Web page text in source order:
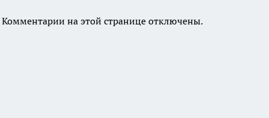
Комментарии на этой странице отключены.